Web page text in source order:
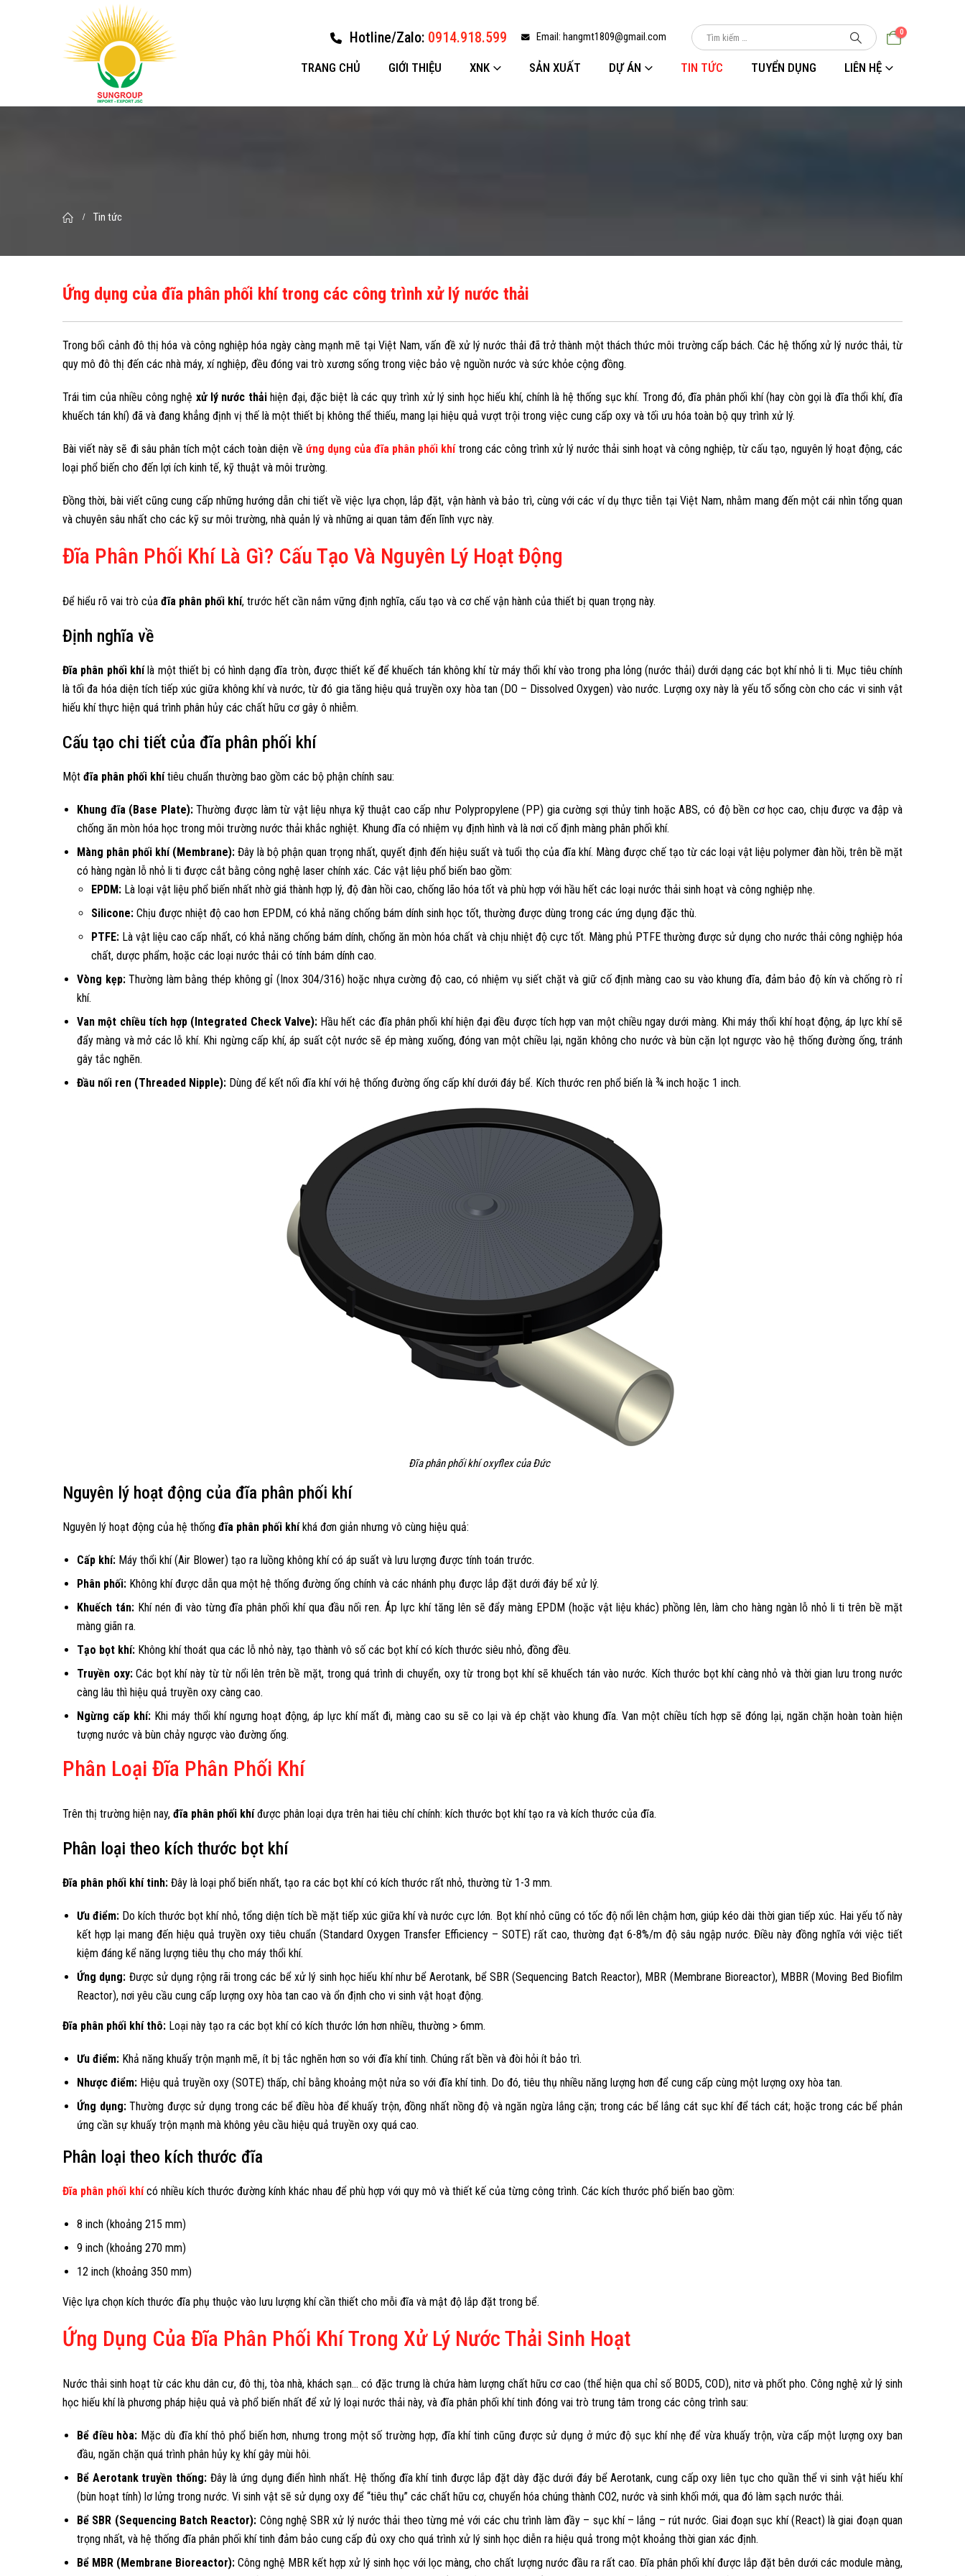
Hotline/Zalo: 0914.918.599 Email: hangmt1809@gmail.com 0
TRANG CHỦ GIỚI THIỆU XNK SẢN XUẤT DỰ ÁN TIN TỨC TUYỂN DỤNG LIÊN HỆ
Tin tức
Ứng dụng của đĩa phân phối khí trong các công trình xử lý nước thải
Trong bối cảnh đô thị hóa và công nghiệp hóa ngày càng mạnh mẽ tại Việt Nam, vấn đề xử lý nước thải đã trở thành một thách thức môi trường cấp bách. Các hệ thống xử lý nước thải, từ
quy mô đô thị đến các nhà máy, xí nghiệp, đều đóng vai trò xương sống trong việc bảo vệ nguồn nước và sức khỏe cộng đồng.
Trái tim của nhiều công nghệ xử lý nước thảihiện đại, đặc biệt là các quy trình xử lý sinh học hiếu khí, chính là hệ thống sục khí. Trong đó, đĩa phân phối khí (hay còn gọi là đĩa thổi khí, đĩa
khuếch tán khí) đã và đang khẳng định vị thế là một thiết bị không thể thiếu, mang lại hiệu quả vượt trội trong việc cung cấp oxy và tối ưu hóa toàn bộ quy trình xử lý.
Bài viết này sẽ đi sâu phân tích một cách toàn diện về ứng dụng của đĩa phân phối khítrong các công trình xử lý nước thải sinh hoạt và công nghiệp, từ cấu tạo, nguyên lý hoạt động, các
loại phổ biến cho đến lợi ích kinh tế, kỹ thuật và môi trường.
Đồng thời, bài viết cũng cung cấp những hướng dẫn chi tiết về việc lựa chọn, lắp đặt, vận hành và bảo trì, cùng với các ví dụ thực tiễn tại Việt Nam, nhằm mang đến một cái nhìn tổng quan
và chuyên sâu nhất cho các kỹ sư môi trường, nhà quản lý và những ai quan tâm đến lĩnh vực này.
Đĩa Phân Phối Khí Là Gì? Cấu Tạo Và Nguyên Lý Hoạt Động
Để hiểu rõ vai trò của đĩa phân phối khí, trước hết cần nắm vững định nghĩa, cấu tạo và cơ chế vận hành của thiết bị quan trọng này.
Định nghĩa về
Đĩa phân phối khílà một thiết bị có hình dạng đĩa tròn, được thiết kế để khuếch tán không khí từ máy thổi khí vào trong pha lỏng (nước thải) dưới dạng các bọt khí nhỏ li ti. Mục tiêu chính
là tối đa hóa diện tích tiếp xúc giữa không khí và nước, từ đó gia tăng hiệu quả truyền oxy hòa tan (DO – Dissolved Oxygen) vào nước. Lượng oxy này là yếu tố sống còn cho các vi sinh vật
hiếu khí thực hiện quá trình phân hủy các chất hữu cơ gây ô nhiễm.
Cấu tạo chi tiết của đĩa phân phối khí
Một đĩa phân phối khítiêu chuẩn thường bao gồm các bộ phận chính sau:
Khung đĩa (Base Plate):Thường được làm từ vật liệu nhựa kỹ thuật cao cấp như Polypropylene (PP) gia cường sợi thủy tinh hoặc ABS, có độ bền cơ học cao, chịu được va đập và
chống ăn mòn hóa học trong môi trường nước thải khắc nghiệt. Khung đĩa có nhiệm vụ định hình và là nơi cố định màng phân phối khí.
Màng phân phối khí (Membrane): Đây là bộ phận quan trọng nhất, quyết định đến hiệu suất và tuổi thọ của đĩa khí. Màng được chế tạo từ các loại vật liệu polymer đàn hồi, trên bề mặt
có hàng ngàn lỗ nhỏ li ti được cắt bằng công nghệ laser chính xác. Các vật liệu phổ biến bao gồm:
EPDM: Là loại vật liệu phổ biến nhất nhờ giá thành hợp lý, độ đàn hồi cao, chống lão hóa tốt và phù hợp với hầu hết các loại nước thải sinh hoạt và công nghiệp nhẹ.
Silicone: Chịu được nhiệt độ cao hơn EPDM, có khả năng chống bám dính sinh học tốt, thường được dùng trong các ứng dụng đặc thù.
PTFE: Là vật liệu cao cấp nhất, có khả năng chống bám dính, chống ăn mòn hóa chất và chịu nhiệt độ cực tốt. Màng phủ PTFE thường được sử dụng cho nước thải công nghiệp hóa
chất, dược phẩm, hoặc các loại nước thải có tính bám dính cao.
Vòng kẹp:Thường làm bằng thép không gỉ (Inox 304/316) hoặc nhựa cường độ cao, có nhiệm vụ siết chặt và giữ cố định màng cao su vào khung đĩa, đảm bảo độ kín và chống rò rỉ
khí.
Van một chiều tích hợp (Integrated Check Valve):Hầu hết các đĩa phân phối khí hiện đại đều được tích hợp van một chiều ngay dưới màng. Khi máy thổi khí hoạt động, áp lực khí sẽ
đẩy màng và mở các lỗ khí. Khi ngừng cấp khí, áp suất cột nước sẽ ép màng xuống, đóng van một chiều lại, ngăn không cho nước và bùn cặn lọt ngược vào hệ thống đường ống, tránh
gây tắc nghẽn.
Đầu nối ren (Threaded Nipple): Dùng để kết nối đĩa khí với hệ thống đường ống cấp khí dưới đáy bể. Kích thước ren phổ biến là ¾ inch hoặc 1 inch.
Đĩa phân phối khí oxyflex của Đức
Nguyên lý hoạt động của đĩa phân phối khí
Nguyên lý hoạt động của hệ thống đĩa phân phối khíkhá đơn giản nhưng vô cùng hiệu quả:
Cấp khí: Máy thổi khí (Air Blower) tạo ra luồng không khí có áp suất và lưu lượng được tính toán trước.
Phân phối: Không khí được dẫn qua một hệ thống đường ống chính và các nhánh phụ được lắp đặt dưới đáy bể xử lý.
Khuếch tán:Khí nén đi vào từng đĩa phân phối khí qua đầu nối ren. Áp lực khí tăng lên sẽ đẩy màng EPDM (hoặc vật liệu khác) phồng lên, làm cho hàng ngàn lỗ nhỏ li ti trên bề mặt
màng giãn ra.
Tạo bọt khí: Không khí thoát qua các lỗ nhỏ này, tạo thành vô số các bọt khí có kích thước siêu nhỏ, đồng đều.
Truyền oxy:Các bọt khí này từ từ nổi lên trên bề mặt, trong quá trình di chuyển, oxy từ trong bọt khí sẽ khuếch tán vào nước. Kích thước bọt khí càng nhỏ và thời gian lưu trong nước
càng lâu thì hiệu quả truyền oxy càng cao.
Ngừng cấp khí: Khi máy thổi khí ngưng hoạt động, áp lực khí mất đi, màng cao su sẽ co lại và ép chặt vào khung đĩa. Van một chiều tích hợp sẽ đóng lại, ngăn chặn hoàn toàn hiện
tượng nước và bùn chảy ngược vào đường ống.
Phân Loại Đĩa Phân Phối Khí
Trên thị trường hiện nay, đĩa phân phối khíđược phân loại dựa trên hai tiêu chí chính: kích thước bọt khí tạo ra và kích thước của đĩa.
Phân loại theo kích thước bọt khí
Đĩa phân phối khí tinh: Đây là loại phổ biến nhất, tạo ra các bọt khí có kích thước rất nhỏ, thường từ 1-3 mm.
Ưu điểm: Do kích thước bọt khí nhỏ, tổng diện tích bề mặt tiếp xúc giữa khí và nước cực lớn. Bọt khí nhỏ cũng có tốc độ nổi lên chậm hơn, giúp kéo dài thời gian tiếp xúc. Hai yếu tố này
kết hợp lại mang đến hiệu quả truyền oxy tiêu chuẩn (Standard Oxygen Transfer Efficiency – SOTE) rất cao, thường đạt 6-8%/m độ sâu ngập nước. Điều này đồng nghĩa với việc tiết
kiệm đáng kể năng lượng tiêu thụ cho máy thổi khí.
Ứng dụng: Được sử dụng rộng rãi trong các bể xử lý sinh học hiếu khí như bể Aerotank, bể SBR (Sequencing Batch Reactor), MBR (Membrane Bioreactor), MBBR (Moving Bed Biofilm
Reactor), nơi yêu cầu cung cấp lượng oxy hòa tan cao và ổn định cho vi sinh vật hoạt động.
Đĩa phân phối khí thô: Loại này tạo ra các bọt khí có kích thước lớn hơn nhiều, thường > 6mm.
Ưu điểm: Khả năng khuấy trộn mạnh mẽ, ít bị tắc nghẽn hơn so với đĩa khí tinh. Chúng rất bền và đòi hỏi ít bảo trì.
Nhược điểm: Hiệu quả truyền oxy (SOTE) thấp, chỉ bằng khoảng một nửa so với đĩa khí tinh. Do đó, tiêu thụ nhiều năng lượng hơn để cung cấp cùng một lượng oxy hòa tan.
Ứng dụng:Thường được sử dụng trong các bể điều hòa để khuấy trộn, đồng nhất nồng độ và ngăn ngừa lắng cặn; trong các bể lắng cát sục khí để tách cát; hoặc trong các bể phản
ứng cần sự khuấy trộn mạnh mà không yêu cầu hiệu quả truyền oxy quá cao.
Phân loại theo kích thước đĩa
Đĩa phân phối khícó nhiều kích thước đường kính khác nhau để phù hợp với quy mô và thiết kế của từng công trình. Các kích thước phổ biến bao gồm:
8 inch (khoảng 215 mm)
9 inch (khoảng 270 mm)
12 inch (khoảng 350 mm)
Việc lựa chọn kích thước đĩa phụ thuộc vào lưu lượng khí cần thiết cho mỗi đĩa và mật độ lắp đặt trong bể.
Ứng Dụng Của Đĩa Phân Phối Khí Trong Xử Lý Nước Thải Sinh Hoạt
Nước thải sinh hoạt từ các khu dân cư, đô thị, tòa nhà, khách sạn… có đặc trưng là chứa hàm lượng chất hữu cơ cao (thể hiện qua chỉ số BOD5, COD), nitơ và phốt pho. Công nghệ xử lý sinh
học hiếu khí là phương pháp hiệu quả và phổ biến nhất để xử lý loại nước thải này, và đĩa phân phối khí tinh đóng vai trò trung tâm trong các công trình sau:
Bể điều hòa: Mặc dù đĩa khí thô phổ biến hơn, nhưng trong một số trường hợp, đĩa khí tinh cũng được sử dụng ở mức độ sục khí nhẹ để vừa khuấy trộn, vừa cấp một lượng oxy ban
đầu, ngăn chặn quá trình phân hủy kỵ khí gây mùi hôi.
Bể Aerotank truyền thống: Đây là ứng dụng điển hình nhất. Hệ thống đĩa khí tinh được lắp đặt dày đặc dưới đáy bể Aerotank, cung cấp oxy liên tục cho quần thể vi sinh vật hiếu khí
(bùn hoạt tính) lơ lửng trong nước. Vi sinh vật sẽ sử dụng oxy để “tiêu thụ” các chất hữu cơ, chuyển hóa chúng thành CO2, nước và sinh khối mới, qua đó làm sạch nước thải.
Bể SBR (Sequencing Batch Reactor): Công nghệ SBR xử lý nước thải theo từng mẻ với các chu trình làm đầy – sục khí – lắng – rút nước. Giai đoạn sục khí (React) là giai đoạn quan
trọng nhất, và hệ thống đĩa phân phối khí tinh đảm bảo cung cấp đủ oxy cho quá trình xử lý sinh học diễn ra hiệu quả trong một khoảng thời gian xác định.
Bể MBR (Membrane Bioreactor): Công nghệ MBR kết hợp xử lý sinh học với lọc màng, cho chất lượng nước đầu ra rất cao. Đĩa phân phối khí được lắp đặt bên dưới các module màng,